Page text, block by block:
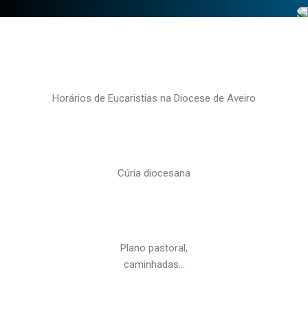
Horários de Eucaristias na Diocese de Aveiro
Cúria diocesana
Plano pastoral,
caminhadas…